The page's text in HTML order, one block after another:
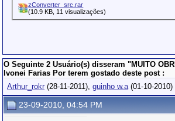
zConverter_src.rar
(10.9 KB, 11 visualizações)
O Seguinte 2 Usuário(s) disseram "MUITO
Ivonei Farias Por terem gostado deste post :
Arthur_rokr (28-11-2011),guinho w.a(01-10-2010)
23-09-2010, 04:54 PM